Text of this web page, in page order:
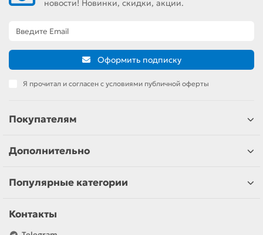
новости! Новинки, скидки, акции.
Оформить подписку
Я прочитал и согласен с условиями публичной оферты
Покупателям
Дополнительно
Популярные категории
Контакты